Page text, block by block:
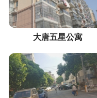
大唐五星公寓